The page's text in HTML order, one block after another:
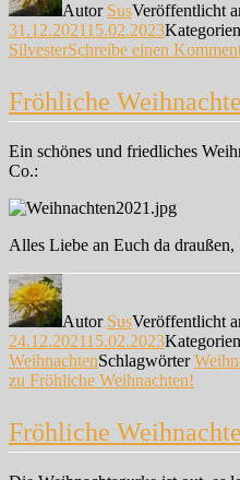
Autor SusVeröffentlicht
31.12.202115.02.2023Kategorien
SilvesterSchreibe einen
Fröhliche
Ein schönes und friedliches
Co.:
Alles Liebe an Euch da draußen,
Autor SusVeröffentlicht
24.12.202115.02.2023Kategorien
WeihnachtenSchlagwörter
zu Fröhliche Weihnachten!
Fröhliche